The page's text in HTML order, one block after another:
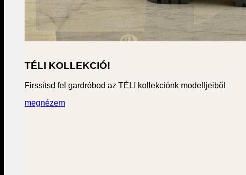
TÉLI KOLLEKCIÓ!
Firssítsd fel gardróbod az TÉLI kollekciónk modelljeiből
megnézem